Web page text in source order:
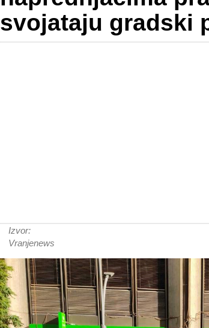
svojataju gradski
Izvor:
Vranjenews